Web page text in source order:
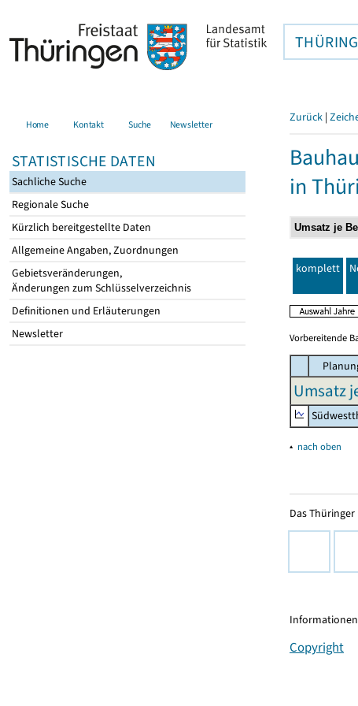
Home Kontakt Suche Newsletter
STATISTISCHE DATEN
Sachliche Suche
Regionale Suche
Kürzlich bereitgestellte Daten
Allgemeine Angaben, Zuordnungen
Gebietsveränderungen,
Änderungen zum Schlüsselverzeichnis
Definitionen und Erläuterungen
Newsletter
Zurück |
in
komplett
Vorbereitende
Umsatz
▴ nach oben
Das
Copyright